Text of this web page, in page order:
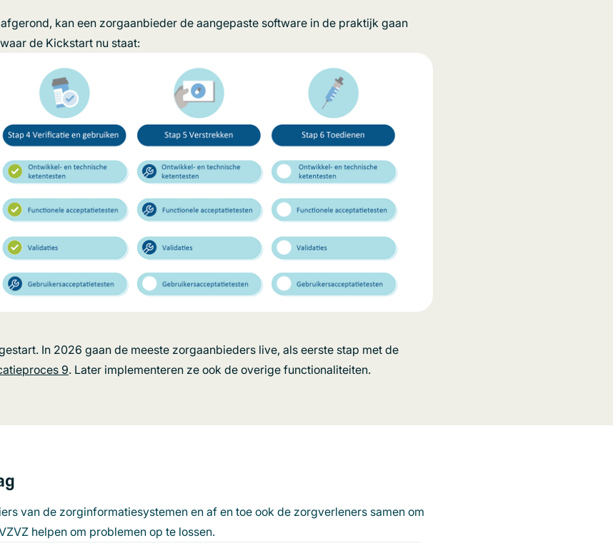
kan een zorgaanbieder de aangepaste software in de praktijk gaan
de Kickstart nu staat:
In 2026 gaan de meeste zorgaanbieders live, als eerste stap met de
9. Later implementeren ze ook de overige functionaliteiten.
van de zorginformatiesystemen en af en toe ook de zorgverleners samen om
helpen om problemen op te lossen.